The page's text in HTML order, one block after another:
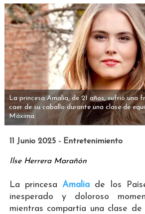
La princesa Amalia, de 21 años, sufrió una
caer de su caballo durante una clase de
Máxima.
11 Junio 2025 - Entretenimiento
Ilse Herrera Marañón
La princesaAmalia de los
inesperado y doloroso
mientras compartía una clase